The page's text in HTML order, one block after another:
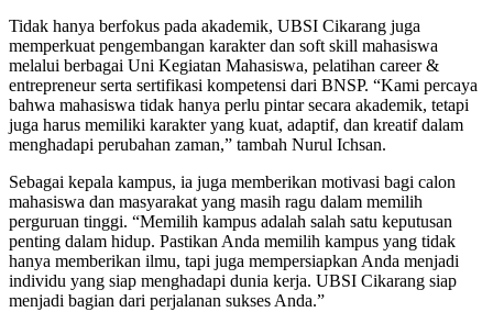
Tidak hanya berfokus pada akademik, UBSI Cikarang juga
memperkuat pengembangan karakter dan soft skill mahasiswa
melalui berbagai Uni Kegiatan Mahasiswa, pelatihan career &
entrepreneur serta sertifikasi kompetensi dari BNSP. “Kami percaya
bahwa mahasiswa tidak hanya perlu pintar secara akademik, tetapi
juga harus memiliki karakter yang kuat, adaptif, dan kreatif dalam
menghadapi perubahan zaman,” tambah Nurul Ichsan.
Sebagai kepala kampus, ia juga memberikan motivasi bagi calon
mahasiswa dan masyarakat yang masih ragu dalam memilih
perguruan tinggi. “Memilih kampus adalah salah satu keputusan
penting dalam hidup. Pastikan Anda memilih kampus yang tidak
hanya memberikan ilmu, tapi juga mempersiapkan Anda menjadi
individu yang siap menghadapi dunia kerja. UBSI Cikarang siap
menjadi bagian dari perjalanan sukses Anda.”